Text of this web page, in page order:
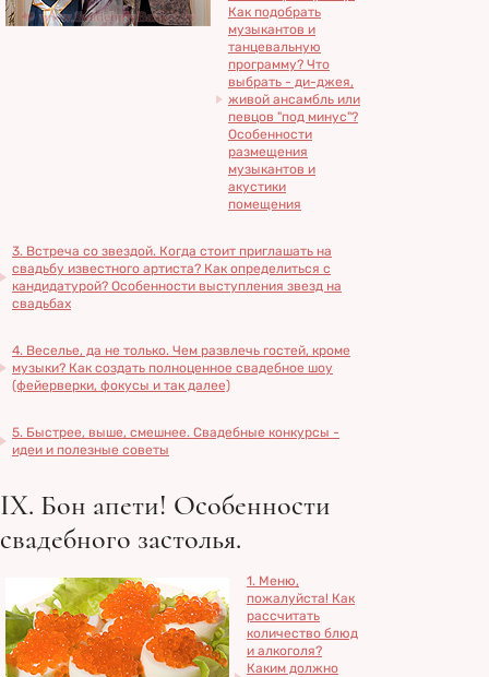
Как подобрать
музыкантов и
танцевальную
программу? Что
выбрать - ди-джея,
живой ансамбль или
певцов "под минус"?
Особенности
размещения
музыкантов и
акустики
помещения
3. Встреча со звездой. Когда стоит приглашать на
свадьбу известного артиста? Как определиться с
кандидатурой? Особенности выступления звезд на
свадьбах
4. Веселье, да не только. Чем развлечь гостей, кроме
музыки? Как создать полноценное свадебное шоу
(фейерверки, фокусы и так далее)
5. Быстрее, выше, смешнее. Свадебные конкурсы -
идеи и полезные советы
IX. Бон апети! Особенности
свадебного застолья.
1. Меню,
пожалуйста! Как
рассчитать
количество блюд
и алкоголя?
Каким должно